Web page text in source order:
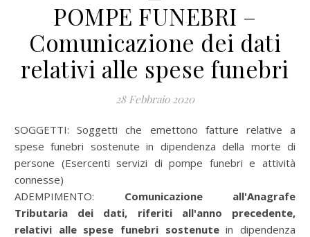
POMPE FUNEBRI –
Comunicazione dei dati
relativi alle spese funebri
28 Febbraio 2020
SOGGETTI:Soggetti che emettono fatture relative a
spese funebri sostenute in dipendenza della morte di
persone (Esercenti servizi di pompe funebri e attività
connesse)
ADEMPIMENTO: Comunicazione all'Anagrafe
Tributaria dei dati, riferiti all'anno precedente,
relativi alle spese funebri sostenutein dipendenza